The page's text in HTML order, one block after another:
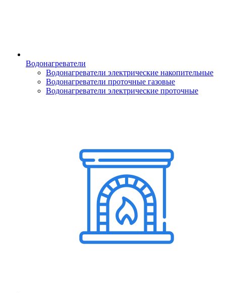
Водонагреватели
Водонагреватели электрические накопительные
Водонагреватели проточные газовые
Водонагреватели электрические проточные